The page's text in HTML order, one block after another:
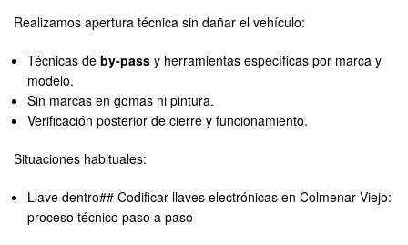
Realizamos apertura técnica sin dañar el vehículo:
Técnicas deby-pass y herramientas específicas por marca y
modelo.
Sin marcas en gomas ni pintura.
Verificación posterior de cierre y funcionamiento.
Situaciones habituales:
Llave dentro## Codificar llaves electrónicas en Colmenar Viejo:
proceso técnico paso a paso